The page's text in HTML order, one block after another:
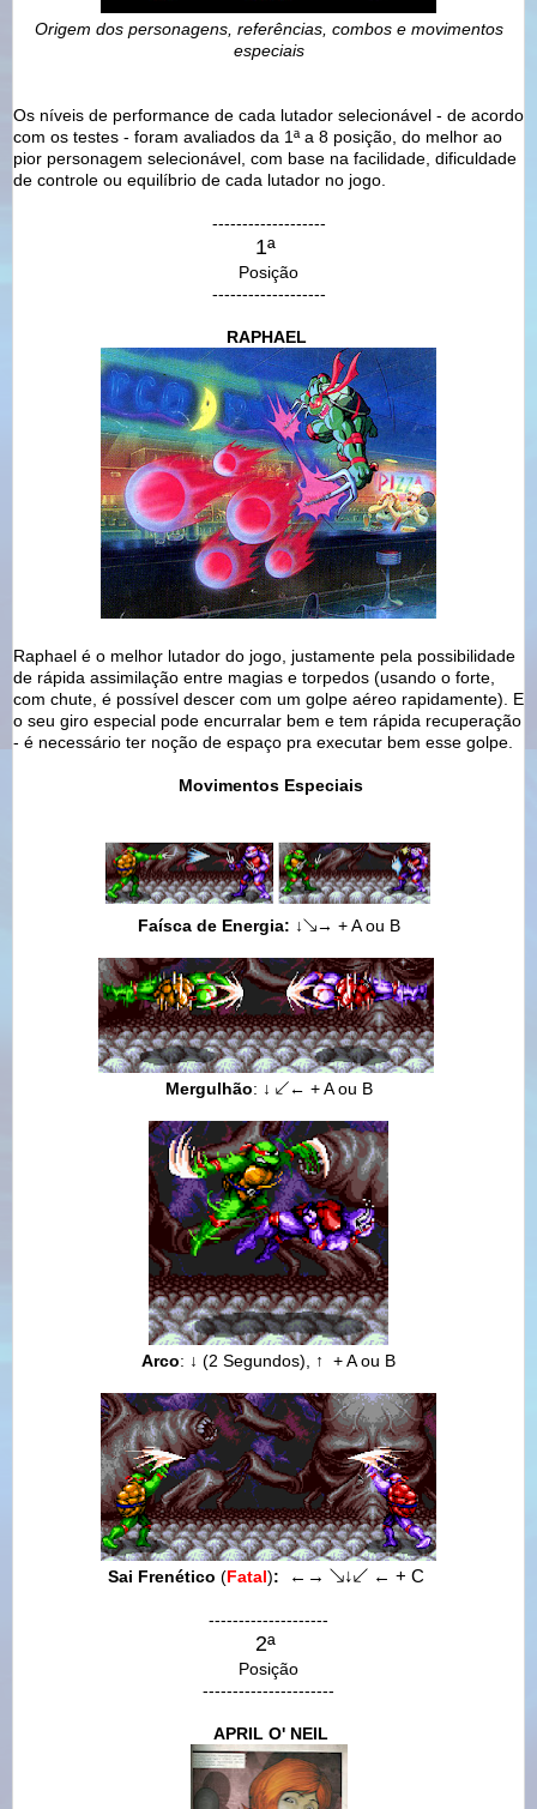
Origem dos personagens, referências, combos e movimentos
especiais
Os níveis de performance de cada lutador selecionável - de acordo
com os testes - foram avaliados da 1ª a 8 posição, do melhor ao
pior personagem selecionável, com base na facilidade, dificuldade
de controle ou equilíbrio de cada lutador no jogo.
-------------------
1ª
Posição
-------------------
RAPHAEL
Raphael é o melhor lutador do jogo, justamente pela possibilidade
de rápida assimilação entre magias e torpedos (usando o forte,
com chute, é possível descer com um golpe aéreo rapidamente). E
o seu giro especial pode encurralar bem e tem rápida recuperação
- é necessário ter noção de espaço pra executar bem esse golpe.
Movimentos Especiais
Faísca de Energia: ↓↘→ + A ou B
Mergulhão: ↓ ↙← + A ou B
Arco: ↓ (2 Segundos), ↑ + A ou B
Sai Frenético (Fatal): ← → ↘↓↙ ← + C
--------------------
2ª
Posição
----------------------
APRIL O' NEIL